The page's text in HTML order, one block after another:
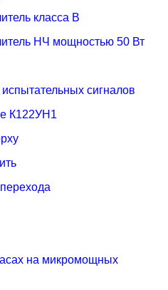
класса В
НЧ мощностью 50 Вт
сигналов
К122УН1
на микромощных